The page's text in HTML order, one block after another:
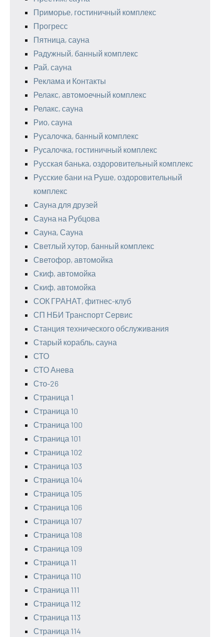
Приморье, гостиничный комплекс
Прогресс
Пятница, сауна
Радужный, банный комплекс
Рай, сауна
Реклама и Контакты
Релакс, автомоечный комплекс
Релакс, сауна
Рио, сауна
Русалочка, банный комплекс
Русалочка, гостиничный комплекс
Русская банька, оздоровительный комплекс
Русские бани на Руше, оздоровительный
комплекс
Сауна для друзей
Сауна на Рубцова
Сауна, Сауна
Светлый хутор, банный комплекс
Светофор, автомойка
Скиф, автомойка
Скиф, автомойка
СОК ГРАНАТ, фитнес-клуб
СП НБИ Транспорт Сервис
Станция технического обслуживания
Старый корабль, сауна
СТО
СТО Анева
Сто-26
Страница 1
Страница 10
Страница 100
Страница 101
Страница 102
Страница 103
Страница 104
Страница 105
Страница 106
Страница 107
Страница 108
Страница 109
Страница 11
Страница 110
Страница 111
Страница 112
Страница 113
Страница 114